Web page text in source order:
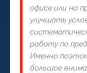
офисе или на
улучшать
работу по
Именно
большое